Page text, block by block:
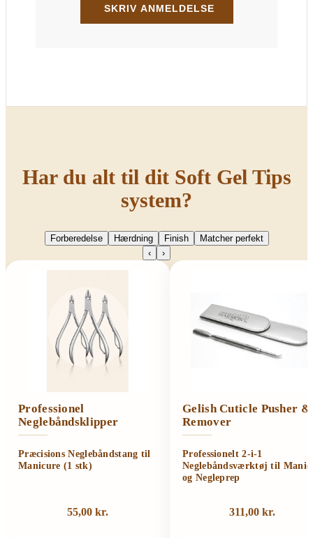
Har du alt til dit Soft Gel Tips
system?
Forberedelse Hærdning Finish
Matcher perfekt
‹
›
Professionel
Neglebåndsklipper
Præcisions Neglebåndstang til
Manicure (1 stk)
55,00 kr.
Gelish Cuticle Pusher &
Remover
Professionelt 2-i-1
Neglebåndsværktøj til
og Negleprep
311,00 kr.